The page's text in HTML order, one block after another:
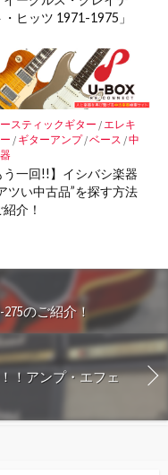
・ヒッツ 1971-1975」
スティックギター /エレキ
/ ギターアンプ/ベース /中
う一回!!】イシバシ楽器
ツい中古品”を探す方法
介！
のご紹介！
！アンプ・エフェ